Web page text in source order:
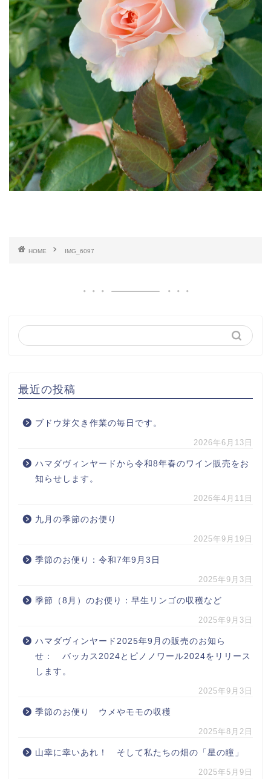
HOME IMG_6097
最近の投稿
ブドウ芽欠き作業の毎日です。
2026年6月13日
ハマダヴィンヤードから令和8年春のワイン販売をお
知らせします。
2026年4月11日
九月の季節のお便り
2025年9月19日
季節のお便り：令和7年9月3日
2025年9月3日
季節（8月）のお便り：早生リンゴの収穫など
2025年9月3日
ハマダヴィンヤード2025年9月の販売のお知ら
せ： バッカス2024とピノノワール2024をリリース
します。
2025年9月3日
季節のお便り ウメやモモの収穫
2025年8月2日
山幸に幸いあれ！ そして私たちの畑の「星の瞳」
2025年5月9日